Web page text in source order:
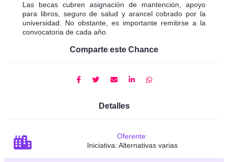
Las becas cubren asignación de mantención, apoyo
para libros, seguro de salud y arancel cobrado por la
universidad. No obstante, es importante remitirse a la
convocatoria de cada año.
Comparte este Chance
Detalles
Oferente:
Iniciativa: Alternativas varias